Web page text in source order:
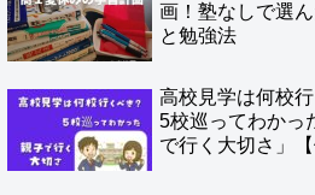
画！塾なしで選
と勉強法
高校見学は何校
5校巡ってわかっ
で行く大切さ」【